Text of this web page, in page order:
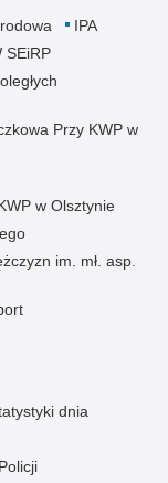
IPA
SEiRP
Przy KWP w
w Olsztynie
im. mł. asp.
dnia